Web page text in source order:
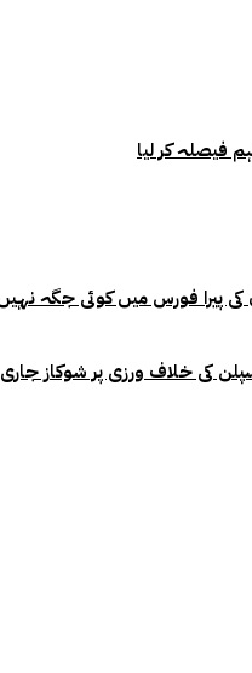
کی خلاف ورزی پر شوکاز جاری